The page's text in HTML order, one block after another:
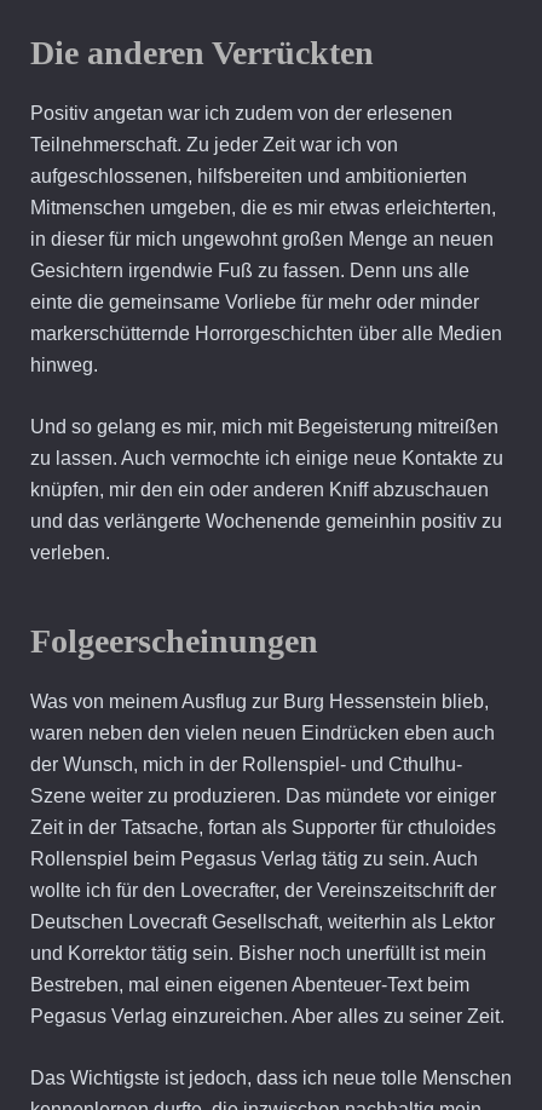
Die anderen Verrückten
Positiv angetan war ich zudem von der erlesenen
Teilnehmerschaft. Zu jeder Zeit war ich von
aufgeschlossenen, hilfsbereiten und ambitionierten
Mitmenschen umgeben, die es mir etwas erleichterten,
in dieser für mich ungewohnt großen Menge an neuen
Gesichtern irgendwie Fuß zu fassen. Denn uns alle
einte die gemeinsame Vorliebe für mehr oder minder
markerschütternde Horrorgeschichten über alle Medien
hinweg.
Und so gelang es mir, mich mit Begeisterung mitreißen
zu lassen. Auch vermochte ich einige neue Kontakte zu
knüpfen, mir den ein oder anderen Kniff abzuschauen
und das verlängerte Wochenende gemeinhin positiv zu
verleben.
Folgeerscheinungen
Was von meinem Ausflug zur Burg Hessenstein blieb,
waren neben den vielen neuen Eindrücken eben auch
der Wunsch, mich in der Rollenspiel- und Cthulhu-
Szene weiter zu produzieren. Das mündete vor einiger
Zeit in der Tatsache, fortan als Supporter für cthuloides
Rollenspiel beim Pegasus Verlag tätig zu sein. Auch
wollte ich für den Lovecrafter, der Vereinszeitschrift der
Deutschen Lovecraft Gesellschaft, weiterhin als Lektor
und Korrektor tätig sein. Bisher noch unerfüllt ist mein
Bestreben, mal einen eigenen Abenteuer-Text beim
Pegasus Verlag einzureichen. Aber alles zu seiner Zeit.
Das Wichtigste ist jedoch, dass ich neue tolle Menschen